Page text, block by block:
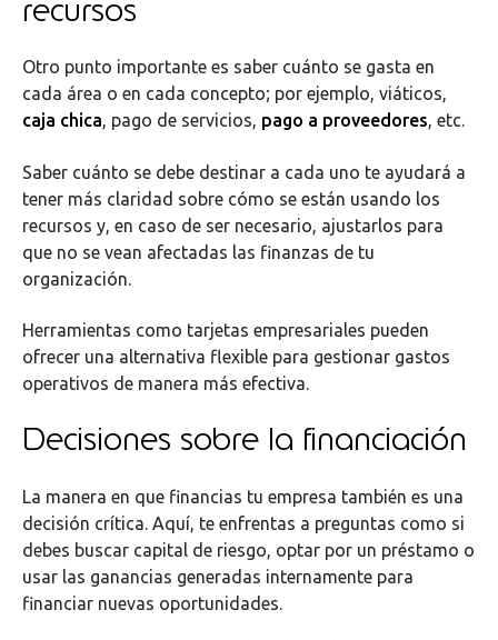
recursos
Otro punto importante es saber cuánto se gasta en
cada área o en cada concepto; por ejemplo, viáticos,
caja chica, pago de servicios, pago a proveedores, etc.
Saber cuánto se debe destinar a cada uno te ayudará a
tener más claridad sobre cómo se están usando los
recursos y, en caso de ser necesario, ajustarlos para
que no se vean afectadas las finanzas de tu
organización.
Herramientas como tarjetas empresariales pueden
ofrecer una alternativa flexible para gestionar gastos
operativos de manera más efectiva.
Decisiones sobre la financiación
La manera en que financias tu empresa también es una
decisión crítica. Aquí, te enfrentas a preguntas como si
debes buscar capital de riesgo, optar por un préstamo o
usar las ganancias generadas internamente para
financiar nuevas oportunidades.